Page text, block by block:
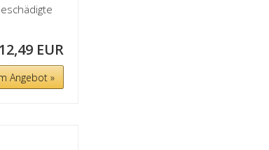
12,49 EUR
Angebot »